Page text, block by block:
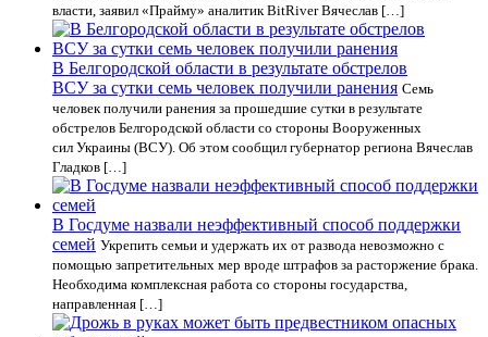
власти, заявил «Прайму» аналитик BitRiver Вячеслав […]
В Белгородской области в результате обстрелов
ВСУ за сутки семь человек получили ранения Семь
человек получили ранения за прошедшие сутки в результате
обстрелов Белгородской области со стороны Вооруженных
сил Украины (ВСУ). Об этом сообщил губернатор региона Вячеслав
Гладков […]
В Госдуме назвали неэффективный способ поддержки
семей Укрепить семьи и удержать их от развода невозможно с
помощью запретительных мер вроде штрафов за расторжение брака.
Необходима комплексная работа со стороны государства,
направленная […]